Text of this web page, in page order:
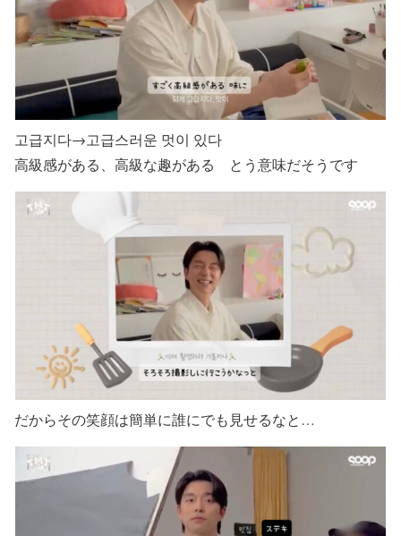
고급지다→고급스러운 멋이 있다
高級感がある、高級な趣がある とう意味だそうです
だからその笑顔は簡単に誰にでも見せるなと…